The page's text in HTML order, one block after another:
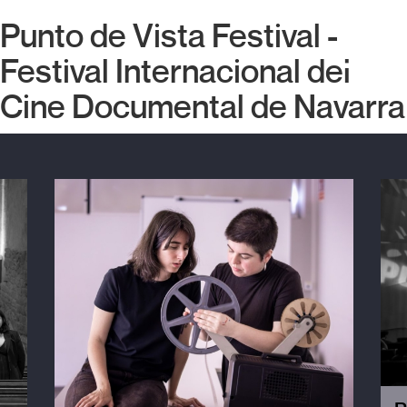
Punto de Vista Festival -
Festival Internacional del
Cine Documental de Navarra